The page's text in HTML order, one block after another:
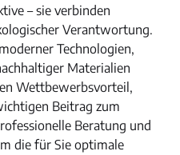
– sie verbinden
Verantwortung.
Technologien,
Materialien
Wettbewerbsvorteil,
Beitrag zum
Beratung und
die für Sie optimale